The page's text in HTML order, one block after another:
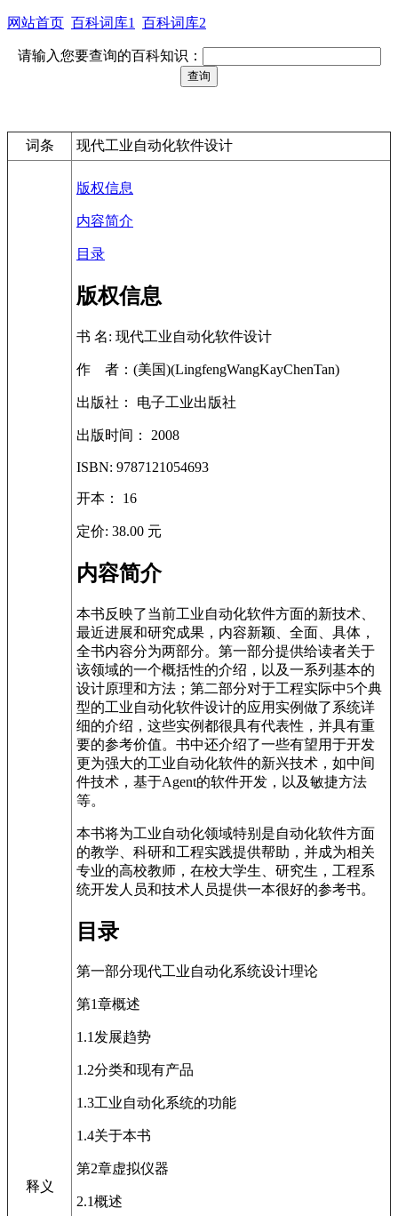
网站首页 百科词库1 百科词库2
请输入您要查询的百科知识：
词条 现代工业自动化软件设计
释义
版权信息
内容简介
目录
版权信息
书 名: 现代工业自动化软件设计
作 者：(美国)(LingfengWangKayChenTan)
出版社： 电子工业出版社
出版时间： 2008
ISBN: 9787121054693
开本： 16
定价: 38.00 元
内容简介
本书反映了当前工业自动化软件方面的新技术、
最近进展和研究成果，内容新颖、全面、具体，
全书内容分为两部分。第一部分提供给读者关于
该领域的一个概括性的介绍，以及一系列基本的
设计原理和方法；第二部分对于工程实际中5个典
型的工业自动化软件设计的应用实例做了系统详
细的介绍，这些实例都很具有代表性，并具有重
要的参考价值。书中还介绍了一些有望用于开发
更为强大的工业自动化软件的新兴技术，如中间
件技术，基于Agent的软件开发，以及敏捷方法
等。
本书将为工业自动化领域特别是自动化软件方面
的教学、科研和工程实践提供帮助，并成为相关
专业的高校教师，在校大学生、研究生，工程系
统开发人员和技术人员提供一本很好的参考书。
目录
第一部分现代工业自动化系统设计理论
第1章概述
1.1发展趋势
1.2分类和现有产品
1.3工业自动化系统的功能
1.4关于本书
第2章虚拟仪器
2.1概述